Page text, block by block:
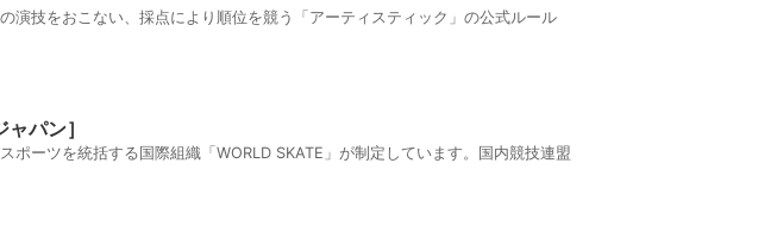
技をおこない、採点により順位を競う「アーティスティック」の公式ルール
パン］
ーツを統括する国際組織「WORLD SKATE」が制定しています。国内競技連盟